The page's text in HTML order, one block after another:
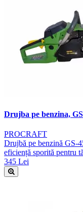
Drujba pe benzina,
PROCRAFT
Drujbă pe benzină GS-
eficiență sporită pentru
345 Lei